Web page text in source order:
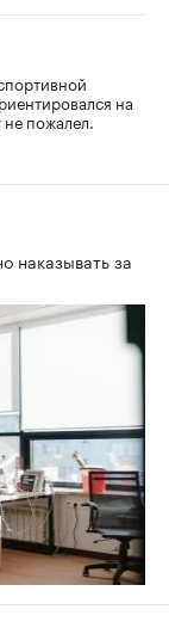
на
пожалел.
наказывать за